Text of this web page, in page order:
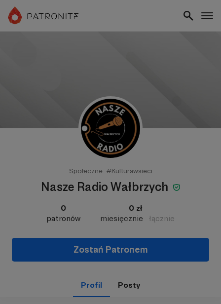
Społeczne #Kulturawsieci
Nasze Radio Wałbrzych
0
patronów
0 zł
miesięcznie
łącznie
Zostań Patronem
Profil Posty